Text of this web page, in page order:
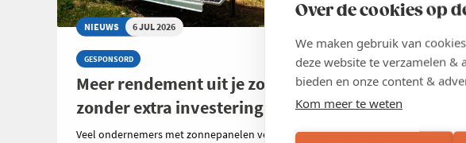
Over de cookies op
We maken gebruik van
deze website te verzamelen
bieden en onze content &
Kom meer te weten
NIEUWS 6 JUL 2026
GESPONSORD
Meer rendement uit je zonnepanelen,
zonder extra investering
Veel ondernemers met zonnepanelen vergelijken zorgvuldig hun